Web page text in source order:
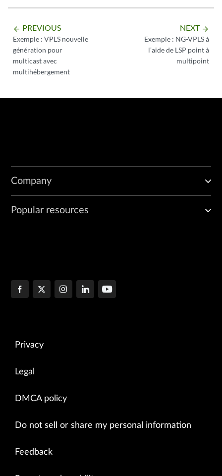
arrow_backward PREVIOUS
Exemple : VPLS nouvelle
génération pour
multicast avec
multihébergement
NEXT arrow_forward
Exemple : NG-VPLS à
l’aide de LSP point à
multipoint
Company
Popular resources
Privacy
Legal
DMCA policy
Do not sell or share my personal information
Feedback